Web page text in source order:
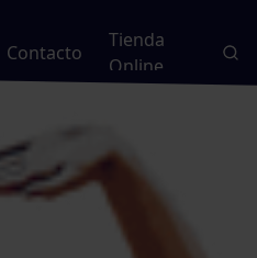
Contacto
Tienda
Online